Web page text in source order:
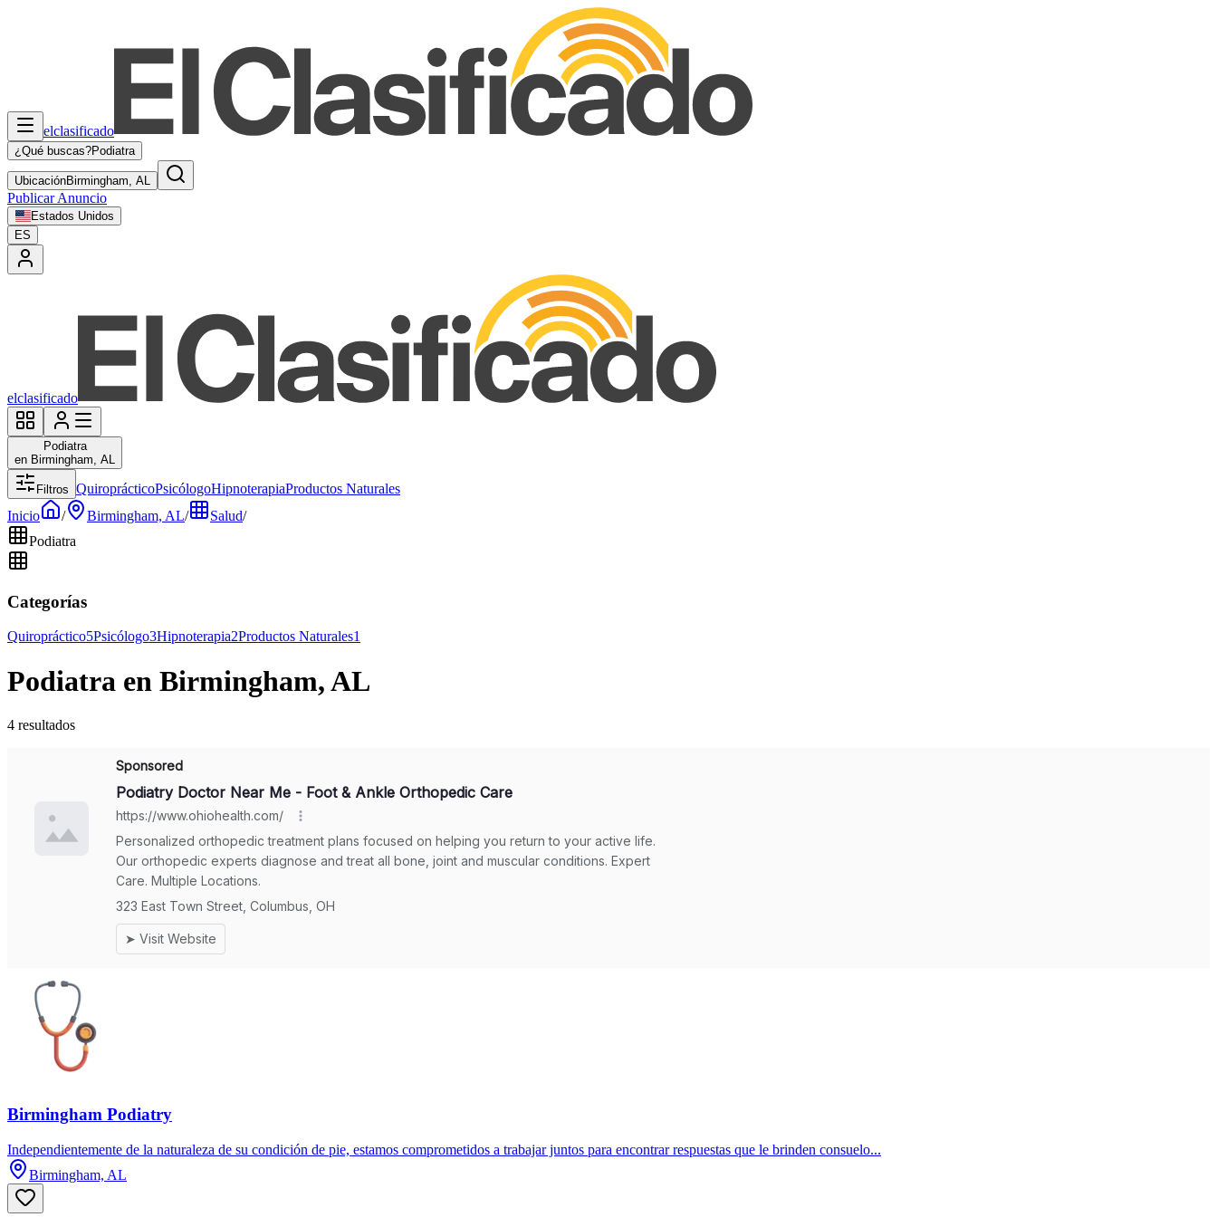
elclasificado
¿Qué buscas?Podiatra
UbicaciónBirmingham, AL
Publicar Anuncio
Estados Unidos
ES
elclasificado
Podiatra
en Birmingham, AL
Filtros QuiroprácticoPsicólogoHipnoterapiaProductos Naturales
Inicio
/ Birmingham, AL/ Salud/
Podiatra
Categorías
Quiropráctico5Psicólogo3Hipnoterapia2Productos Naturales1
Podiatra en Birmingham, AL
4 resultados
Birmingham Podiatry
Independientemente de la naturaleza de su condición de pie, estamos comprometidos a trabajar juntos para encontrar respuestas que le brinden consuelo...
Birmingham, AL